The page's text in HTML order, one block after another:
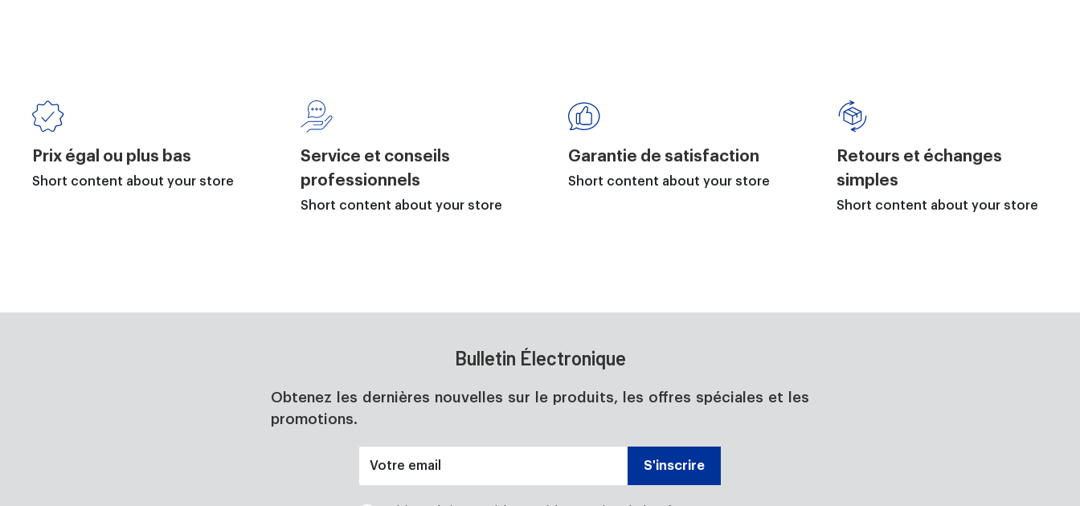
Prix égal ou plus bas
Short content about your store
Service et conseils
professionnels
Short content about your store
Garantie de satisfaction
Short content about your store
Retours et échanges
simples
Short content about your store
Bulletin Électronique
Obtenez les dernières nouvelles sur le produits, les offres spéciales et les
promotions.
Votre email S'inscrire